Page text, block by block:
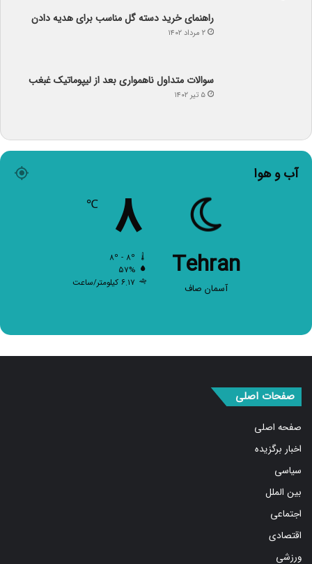
راهنمای خرید دسته گل مناسب برای هدیه دادن
۲ مرداد ۱۴۰۲
سوالات متداول ناهمواری بعد از لیپوماتیک غبغب
۵ تیر ۱۴۰۲
آب و هوا
Tehran
آسمان صاف
۸
۵۷%
۶.۱۷ کیلومتر/ساعت
صفحه اصلی
اخبار برگزیده
سیاسی
بین الملل
اجتماعی
اقتصادی
ورزشی